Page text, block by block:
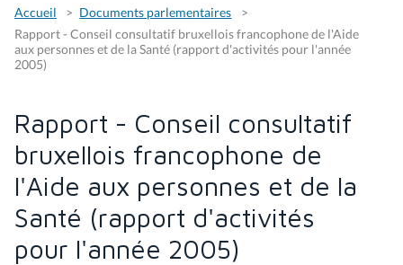
Accueil
Documents parlementaires
Rapport - Conseil consultatif bruxellois francophone de l'Aide
aux personnes et de la Santé (rapport d'activités pour l'année
2005)
Rapport - Conseil consultatif
bruxellois francophone de
l'Aide aux personnes et de la
Santé (rapport d'activités
pour l'année 2005)